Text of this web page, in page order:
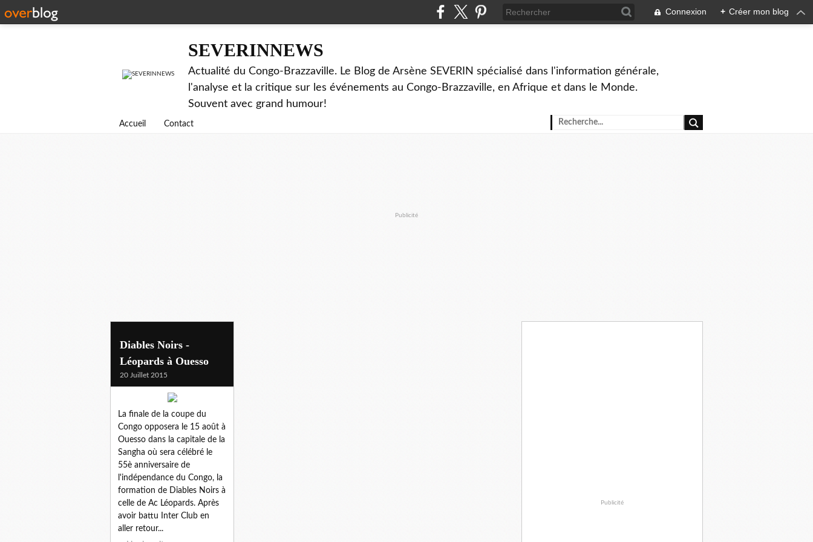
Connexion + Créer mon blog
SEVERINNEWS
Actualité du Congo-Brazzaville. Le Blog de Arsène SEVERIN spécialisé dans l'information générale,
l'analyse et la critique sur les événements au Congo-Brazzaville, en Afrique et dans le Monde.
Souvent avec grand humour!
Accueil Contact
Publicité
coupe du congo
Diables Noirs -
Léopards à Ouesso
20 Juillet 2015
La finale de la coupe du
Congo opposera le 15 août à
Ouesso dans la capitale de la
Sangha où sera célébré le
55è anniversaire de
l'indépendance du Congo, la
formation de Diables Noirs à
celle de Ac Léopards. Après
avoir battu Inter Club en
aller retour...
Publicité